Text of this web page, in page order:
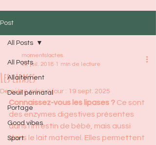
Post
All Posts
Allaitement
Deuil périnatal
Portage
Good vibes
Sport
All Posts
Les lipases
momentslactes
22 juil. 2018 1 min de lecture
Dernière mise à jour : 19 sept. 2025
Connaissez-vous les lipases ? Ce sont
des enzymes digestives présentes
dans l’intestin de bébé, mais aussi
dans le lait maternel. Elles permettent